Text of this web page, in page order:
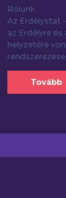
Rólunk
Az Erdélystat
az Erdélyre
helyzetére
Tovább